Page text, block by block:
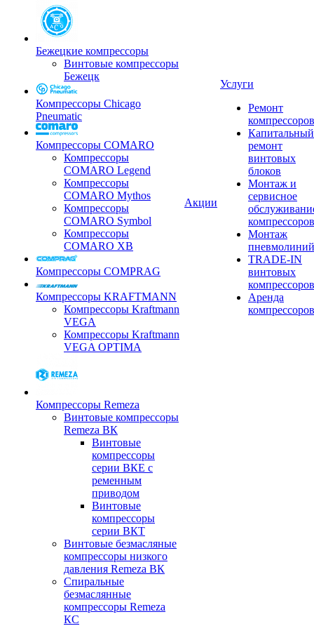
Бежецкие компрессоры
Винтовые компрессоры
Бежецк
Компрессоры Chicago
Pneumatic
Компрессоры COMARO
Компрессоры
COMARO Legend
Компрессоры
COMARO Mythos
Компрессоры
COMARO Symbol
Компрессоры
COMARO XB
Компрессоры COMPRAG
Компрессоры KRAFTMANN
Компрессоры Kraftmann
VEGA
Компрессоры Kraftmann
VEGA OPTIMA
Компрессоры Remeza
Винтовые компрессоры
Remeza ВК
Винтовые
компрессоры
серии ВКЕ с
ременным
приводом
Винтовые
компрессоры
серии ВКТ
Винтовые безмасляные
компрессоры низкого
давления Remeza ВК
Спиральные
безмаслянные
компрессоры Remeza
КС
Акции
Услуги
Ремонт
компрессоров
Капитальный
ремонт
винтовых
блоков
Монтаж и
сервисное
компрессоров
Монтаж
пневмолиний
TRADE-IN
винтовых
компрессоров
Аренда
компрессоров